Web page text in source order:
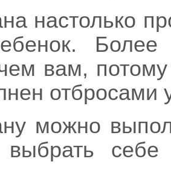
настолько
Более
вам,
отбросами
можно
выбрать себе